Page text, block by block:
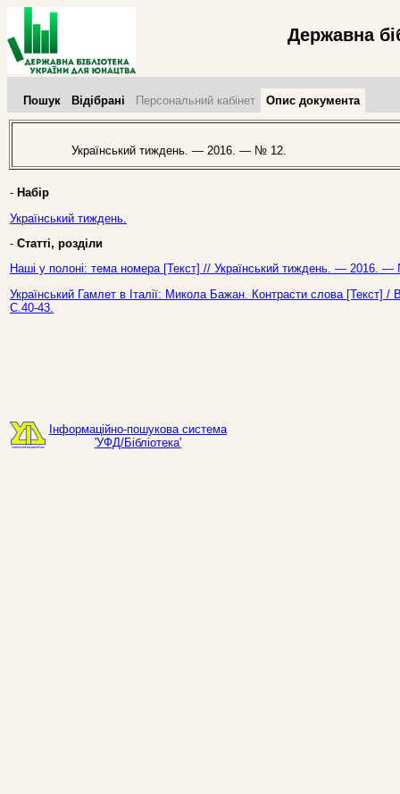
Державна
Пошук Відібрані Персональний кабінет Опис документа
Український тиждень. — 2016. — № 12.
- Набір
Український тиждень.
- Статті, розділи
Наші у полоні: тема номера [Текст] // Український тиждень. — 2016.
Український Гамлет в Італії: Микола Бажан. Контрасти слова
С.40-43.
Інформаційно-пошукова система
'УФД/Бібліотека'